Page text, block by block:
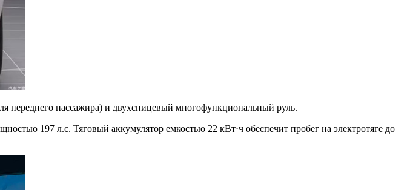
переднего пассажира) и двухспицевый многофункциональный руль.
197 л.с. Тяговый аккумулятор емкостью 22 кВт⋅ч обеспечит пробег на электротяге до